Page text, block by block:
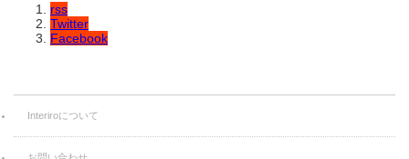
rss
Twitter
Facebook
Interiroについて